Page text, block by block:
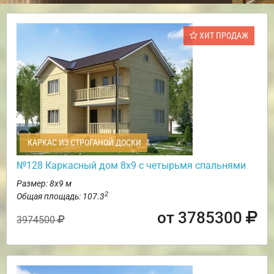
ХИТ ПРОДАЖ
КАРКАС ИЗ СТРОГАНОЙ ДОСКИ
№128 Каркасный дом 8х9 с четырьмя спальнями
Размер: 8х9 м
Общая площадь: 107.32
3974500 от 3785300